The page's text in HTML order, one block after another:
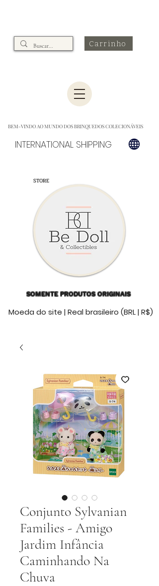
Carrinho
BEM-VINDO AO MUNDO DOS BRINQUEDOS COLECIONÁVEIS
INTERNATIONAL SHIPPING
STORE
SOMENTE PRODUTOS ORIGINAIS
Moeda do site | Real brasileiro (BRL | R$)
Conjunto Sylvanian
Families - Amigo
Jardim Infância
Caminhando Na
Chuva